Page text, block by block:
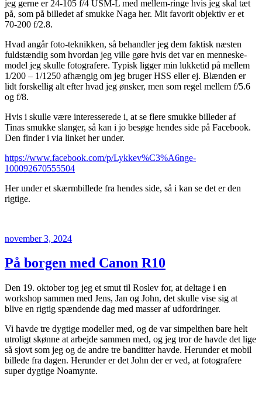
jeg gerne er 24-105 f/4 USM-L med mellem-ringe hvis jeg skal tæt
på, som på billedet af smukke Naga her. Mit favorit objektiv er et
70-200 f/2.8.
Hvad angår foto-teknikken, så behandler jeg dem faktisk næsten
fuldstændig som hvordan jeg ville gøre hvis det var en menneske-
model jeg skulle fotografere. Typisk ligger min lukketid på mellem
1/200 – 1/1250 afhængig om jeg bruger HSS eller ej. Blænden er
lidt forskellig alt efter hvad jeg ønsker, men som regel mellem f/5.6
og f/8.
Hvis i skulle være interesserede i, at se flere smukke billeder af
Tinas smukke slanger, så kan i jo besøge hendes side på Facebook.
Den finder i via linket her under.
https://www.facebook.com/p/Lykkev%C3%A6nge-
100092670555504
Her under et skærmbillede fra hendes side, så i kan se det er den
rigtige.
Udgivet
november 3, 2024
På borgen med Canon R10
Den 19. oktober tog jeg et smut til Roslev for, at deltage i en
workshop sammen med Jens, Jan og John, det skulle vise sig at
blive en rigtig spændende dag med masser af udfordringer.
Vi havde tre dygtige modeller med, og de var simpelthen bare helt
utroligt skønne at arbejde sammen med, og jeg tror de havde det lige
så sjovt som jeg og de andre tre banditter havde. Herunder et mobil
billede fra dagen. Herunder er det John der er ved, at fotografere
super dygtige Noamynte.